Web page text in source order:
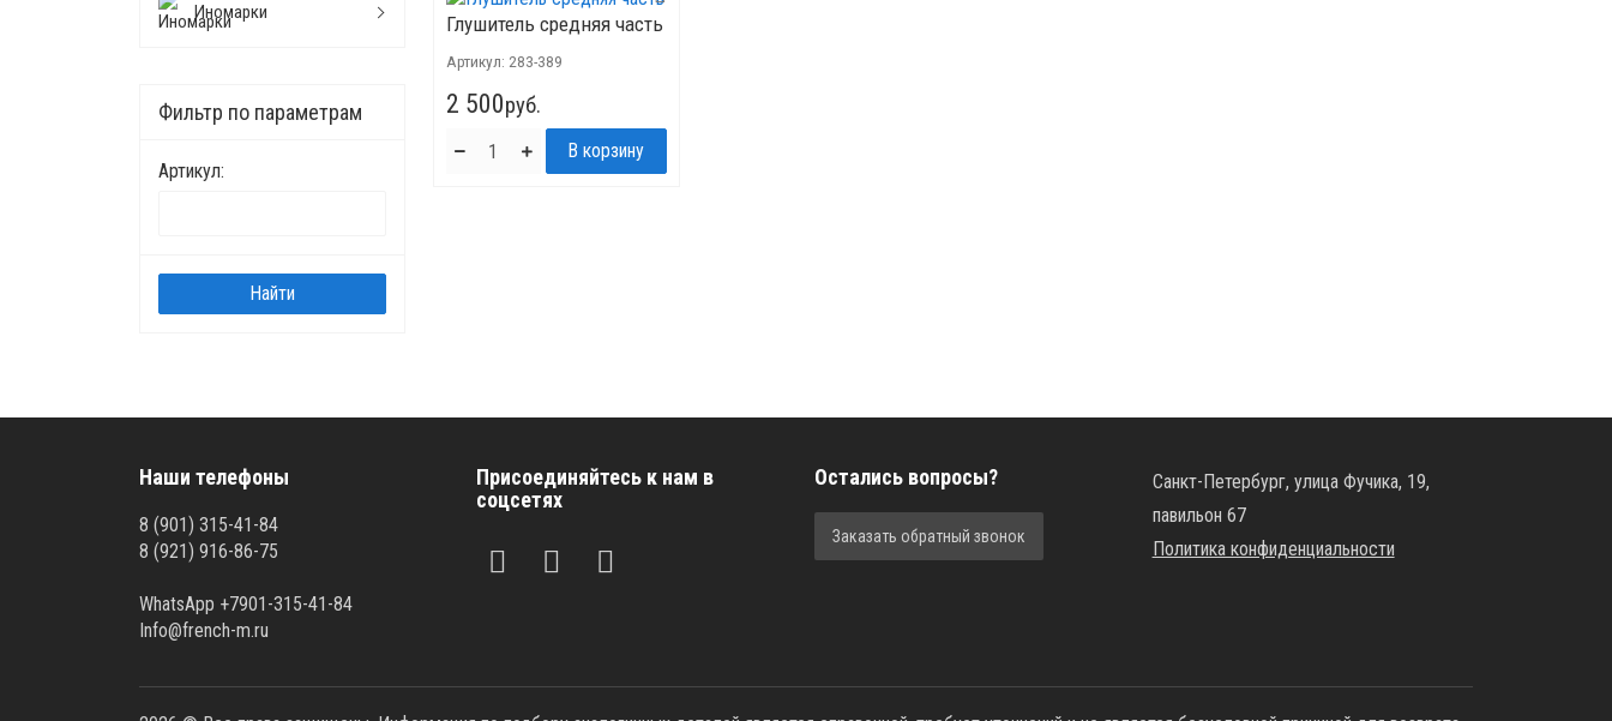
Иномарки
Фильтр по параметрам
Артикул:
Глушитель средняя часть
Артикул: 283-389
2 500руб.
Наши телефоны
8 (901) 315-41-84
8 (921) 916-86-75
WhatsApp +7901-315-41-84
Info@french-m.ru
Присоединяйтесь к нам в
соцсетях
Остались вопросы?
Заказать обратный звонок
Санкт-Петербург, улица Фучика, 19,
павильон 67
Политика конфиденциальности